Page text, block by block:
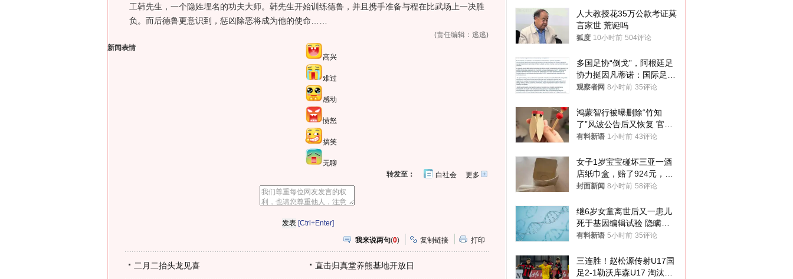
工韩先生，一个隐姓埋名的功夫大师。韩先生开始训练德鲁，并且携手准备与程在比武场上一决胜
负。而后德鲁更意识到，惩凶除恶将成为他的使命……
(责任编辑：逃逃)
新闻表情
高兴
难过
感动
愤怒
搞笑
无聊
更多开
转发至： 白社会
[Ctrl+Enter]
我来说两句(0) 复制链接 打印
二月二抬头龙见喜 直击归真堂养熊基地开放日
人大教授花35万公款考证莫
言家世 荒诞吗
狐度 10小时前 504评论
多国足协“倒戈”，阿根廷足
协力挺因凡蒂诺：国际足联
今后应继续在其领导下前行
观察者网 8小时前 35评论
鸿蒙智行被曝删除“竹知
了”风波公告后又恢复 官媒
曾力挺：劝华为要大度的，
有料新语 1小时前 43评论
女子1岁宝宝碰坏三亚一酒
店纸巾盒，赔了924元，发
帖吐槽后酒店退还一半的
封面新闻 8小时前 58评论
继6岁女童离世后又一患儿
死于基因编辑试验 隐瞒一
年才对外披露
有料新语 5小时前 35评论
三连胜！赵松源传射U17国
足2-1勒沃库森U17 淘汰赛